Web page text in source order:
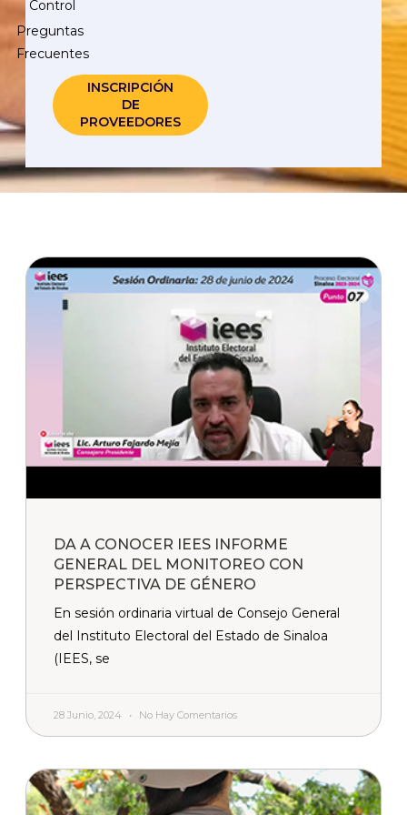
Control
Preguntas
Frecuentes
INSCRIPCIÓN
DE
PROVEEDORES
DA A CONOCER IEES INFORME
GENERAL DEL MONITOREO CON
PERSPECTIVA DE GÉNERO
En sesión ordinaria virtual de Consejo General
del Instituto Electoral del Estado de Sinaloa
(IEES, se
28 Junio, 2024 No Hay Comentarios